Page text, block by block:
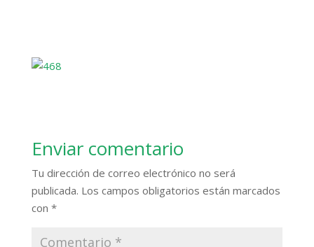
Enviar comentario
Tu dirección de correo electrónico no será
publicada. Los campos obligatorios están marcados
con *